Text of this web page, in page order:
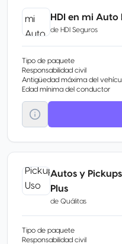
HDI en mi Auto
de HDI Seguros
Tipo de paquete
Responsabilidad civil
Antigüedad máxima del
Edad mínima del conductor
Autos y
Plus
de Quálitas
Tipo de paquete
Responsabilidad civil